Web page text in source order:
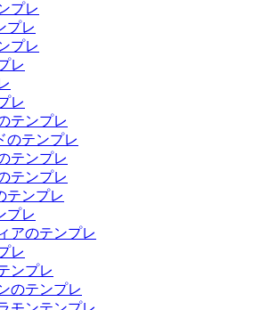
プレ
プレ
プレ
レ
レ
テンプレ
のテンプレ
テンプレ
テンプレ
テンプレ
プレ
アのテンプレ
レ
ンプレ
のテンプレ